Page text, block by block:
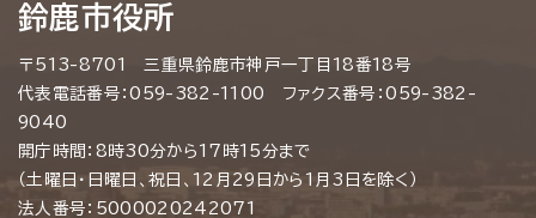
鈴鹿市役所
〒513-8701 三重県鈴鹿市神戸一丁目18番18号
代表電話番号：059-382-1100 ファクス番号：059-382-
9040
開庁時間：8時30分から17時15分まで
（土曜日・日曜日、祝日、12月29日から1月3日を除く）
法人番号：5000020242071